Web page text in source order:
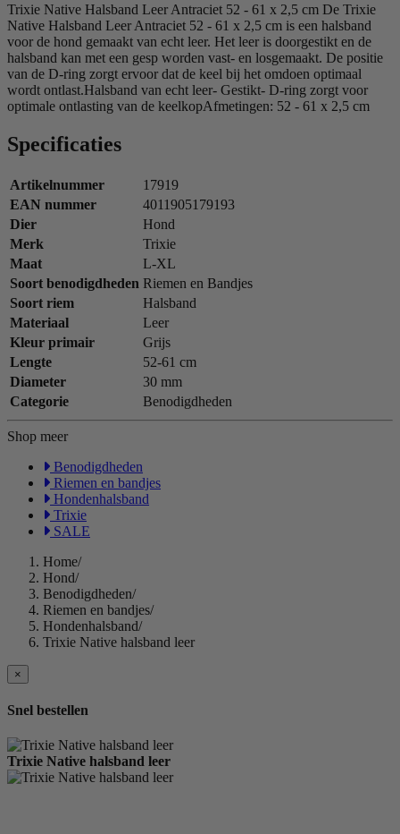
Trixie Native Halsband Leer Antraciet 52 - 61 x 2,5 cm De Trixie
Native Halsband Leer Antraciet 52 - 61 x 2,5 cm is een halsband
voor de hond gemaakt van echt leer. Het leer is doorgestikt en de
halsband kan met een gesp worden vast- en losgemaakt. De positie
van de D-ring zorgt ervoor dat de keel bij het omdoen optimaal
wordt ontlast.Halsband van echt leer- Gestikt- D-ring zorgt voor
optimale ontlasting van de keelkopAfmetingen: 52 - 61 x 2,5 cm
Specificaties
Artikelnummer
17919
EAN nummer
4011905179193
Dier
Hond
Merk
Trixie
Maat
L-XL
Soort benodigdheden Riemen en Bandjes
Soort riem
Halsband
Materiaal
Leer
Kleur primair
Grijs
Lengte
52-61 cm
Diameter
30 mm
Categorie
Benodigdheden
Shop meer
Benodigdheden
Riemen en bandjes
Hondenhalsband
Trixie
SALE
Home/
Hond/
Benodigdheden/
Riemen en bandjes/
Hondenhalsband/
Trixie Native halsband leer
×
Snel bestellen
Trixie Native halsband leer